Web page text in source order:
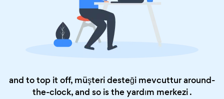
and to top it off, müşteri desteği mevcuttur around-
the-clock, and so is theyardım merkezi.